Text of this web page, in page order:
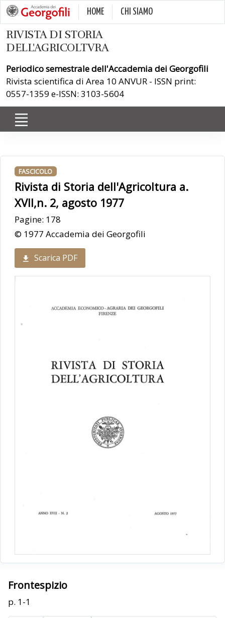
HOME CHI SIAMO
RIVISTA DI STORIA
DELL'AGRICOLTVRA
Periodico semestrale dell'Accademia dei Georgofili
Rivista scientifica di Area 10 ANVUR - ISSN print:
0557-1359 e-ISSN: 3103-5604
FASCICOLO
Rivista di Storia dell'Agricoltura a.
XVII,n. 2, agosto 1977
Pagine: 178
© 1977 Accademia dei Georgofili
Scarica PDF
Frontespizio
p. 1-1